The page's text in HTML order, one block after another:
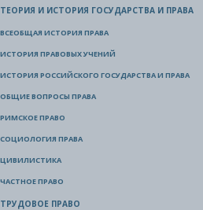
ТЕОРИЯ И ИСТОРИЯ ГОСУДАРСТВА И ПРАВА
ВСЕОБЩАЯ ИСТОРИЯ ПРАВА
ИСТОРИЯ ПРАВОВЫХ УЧЕНИЙ
ИСТОРИЯ РОССИЙСКОГО ГОСУДАРСТВА И ПРАВА
ОБЩИЕ ВОПРОСЫ ПРАВА
РИМСКОЕ ПРАВО
СОЦИОЛОГИЯ ПРАВА
ЦИВИЛИСТИКА
ЧАСТНОЕ ПРАВО
ТРУДОВОЕ ПРАВО